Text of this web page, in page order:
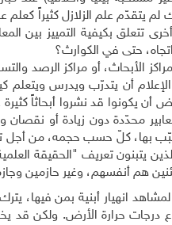
لم يتقدّم علم الزلازل كثيراً
تتعلق بكيفية التمييز بين
حتى في الكوارث؟
الأبحاث، أو مراكز الرصد
أن يتدرّب ويدرس ويتعلم
أن يكونوا قد نشروا أبحاثاً
محدّدة دون زيادة أو
بها، كلّ حسب حجمه، من أجل
يتبنون تعريف "الحقيقة
هم أنفسهم، وغير حازمين
انهيار أبنية بمن فيها،
درجات حرارة الأرض. ولكن قد